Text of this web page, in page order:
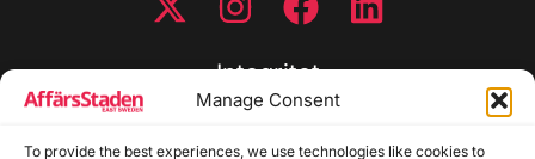
Manage Consent
To provide the best experiences, we use technologies like cookies to
Integritet